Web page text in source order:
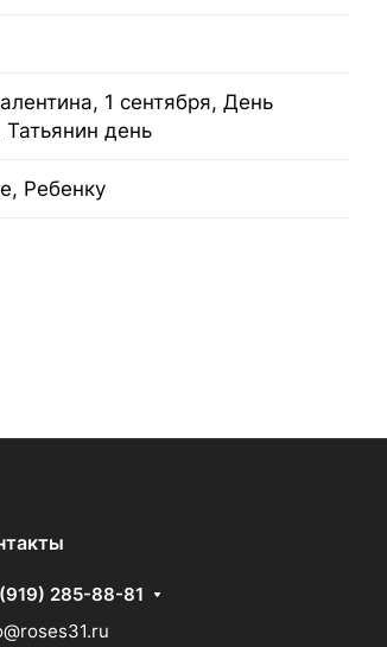
1 сентября, День
день
Ребенку
285-88-81